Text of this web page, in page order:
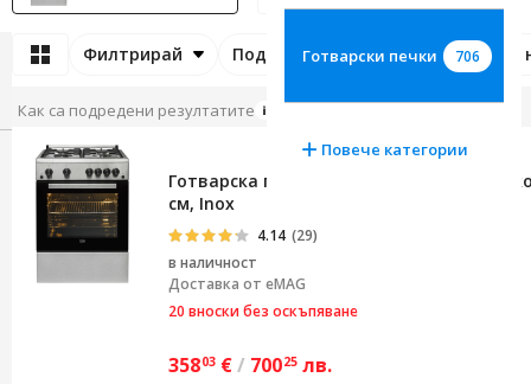
Готварски печки 706
Повече категории
Филтрирай Подреди по Очаквана дата
Как са подредени резултатите
Готварска печка Beko FBGT62110DXO,
см, Inox
4.14 (29)
в наличност
Доставка от eMAG
20 вноски без оскъпяване
35803 €/ 70025 лв.